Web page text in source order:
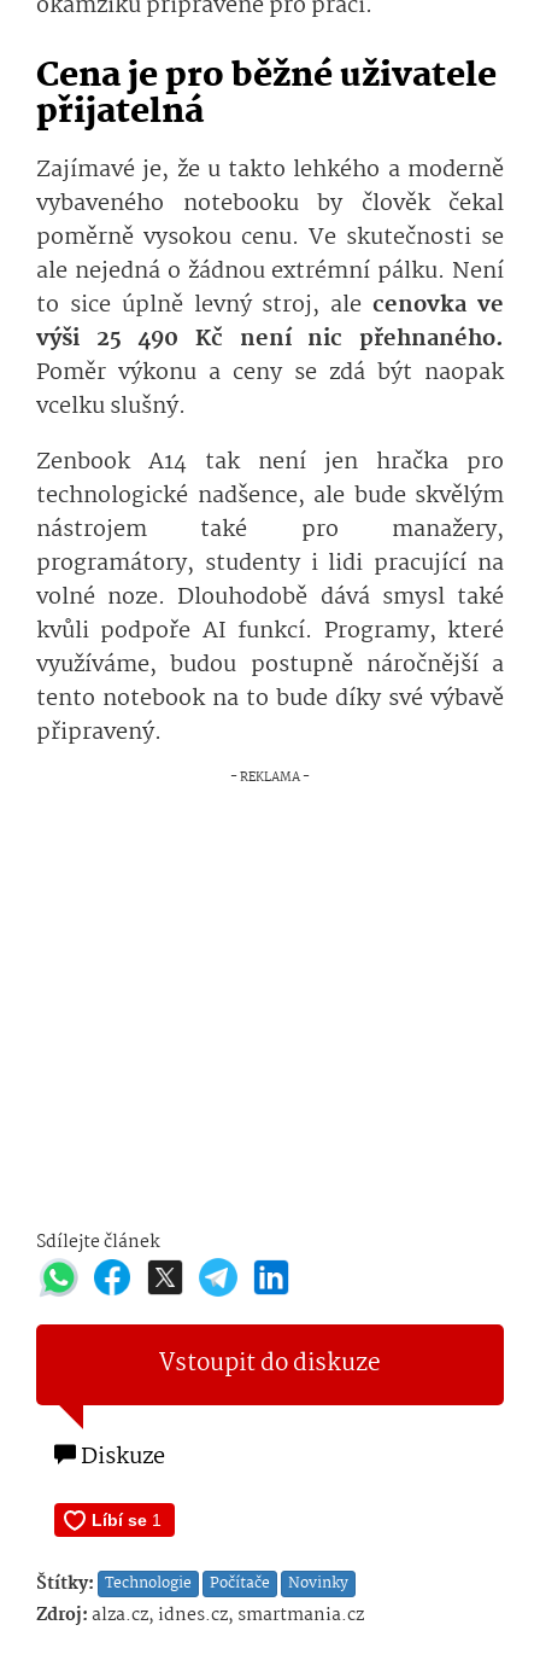
Cena je pro běžné uživatele
přijatelná
Zajímavé je, že u takto lehkého a moderně
vybaveného notebooku by člověk čekal
poměrně vysokou cenu. Ve skutečnosti se
ale nejedná o žádnou extrémní pálku. Není
to sice úplně levný stroj, alecenovka ve
výši 25 490 Kč není nic přehnaného.
Poměr výkonu a ceny se zdá být naopak
vcelku slušný.
Zenbook A14 tak není jen hračka pro
technologické nadšence, ale bude skvělým
nástrojem také pro manažery,
programátory, studenty i lidi pracující na
volné noze. Dlouhodobě dává smysl také
kvůli podpoře AI funkcí. Programy, které
využíváme, budou postupně náročnější a
tento notebook na to bude díky své výbavě
připravený.
Sdílejte článek
Vstoupit do diskuze
Diskuze
Štítky: Technologie Počítače Novinky
Zdroj:alza.cz, idnes.cz, smartmania.cz